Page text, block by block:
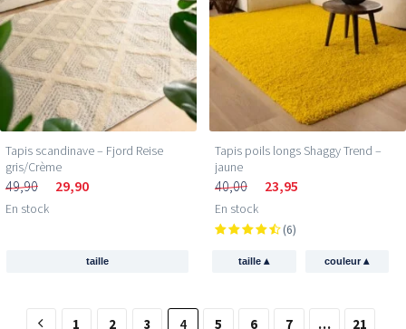
Tapis scandinave – Fjord Reise
gris/Crème
49,90 29,90
En stock
taille
Tapis poils longs Shaggy Trend –
jaune
40,00 23,95
En stock
(6)
taille▴ couleur▴
1 2 3 4 5 6 7 …
21